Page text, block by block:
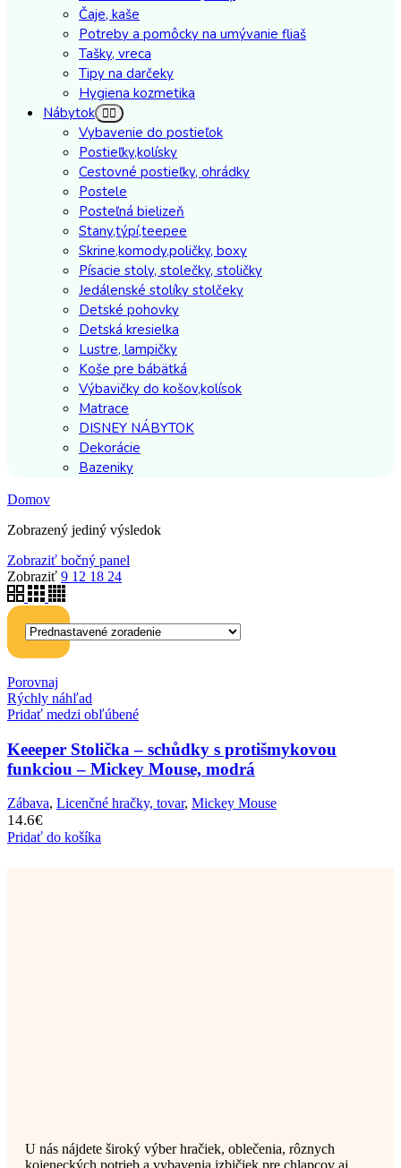
Čaje, kaše
Potreby a pomôcky na umývanie fliaš
Tašky, vreca
Tipy na darčeky
Hygiena kozmetika
Nábytok
Vybavenie do postieľok
Postieľky,kolísky
Cestovné postieľky, ohrádky
Postele
Posteľná bielizeň
Stany,týpí,teepee
Skrine,komody,poličky, boxy
Písacie stoly, stolečky, stoličky
Jedálenské stolíky stolčeky
Detské pohovky
Detská kresielka
Lustre, lampičky
Koše pre bábätká
Výbavičky do košov,kolísok
Matrace
DISNEY NÁBYTOK
Dekorácie
Bazeniky
Domov
Zobrazený jediný výsledok
Zobraziť bočný panel
Zobraziť 9 12 18 24
Porovnaj
Rýchly náhľad
Pridať medzi obľúbené
Keeeper Stolička – schůdky s protišmykovou
funkciou – Mickey Mouse, modrá
Zábava, Licenčné hračky, tovar, Mickey Mouse
14.6€
Pridať do košíka
U nás nájdete široký výber hračiek, oblečenia, rôznych